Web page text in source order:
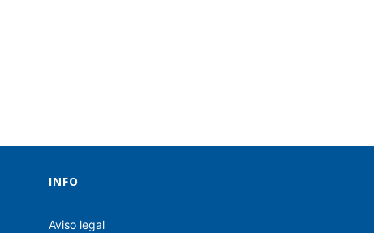
INFO
Aviso legal